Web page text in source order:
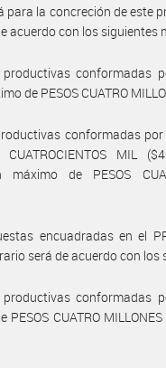
para la concreción de este
acuerdo con los siguientes
conformadas
de PESOS CUATRO
conformadas por
MIL
de PESOS
encuadradas en el
será de acuerdo con
conformadas
CUATRO MILLONES